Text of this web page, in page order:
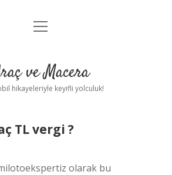
Anasayfa
Yasal Uyarı
menüyü
ve Macera
hikayeleriyle keyifli yolculuk!
TL vergi ?
olarak bu